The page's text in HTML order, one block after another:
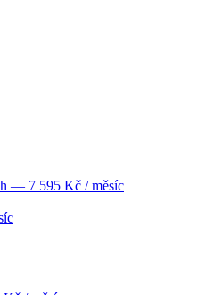
— 7 595 Kč / měsíc